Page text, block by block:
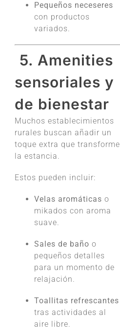
Pequeños neceseres
con productos
variados.
️ 5. Amenities
sensoriales y
de bienestar
Muchos establecimientos
rurales buscan añadir un
toque extra que transforme
la estancia.
Estos pueden incluir:
Velas aromáticas o
mikados con aroma
suave.
Sales de baño o
pequeños detalles
para un momento de
relajación.
Toallitas refrescantes
tras actividades al
aire libre.